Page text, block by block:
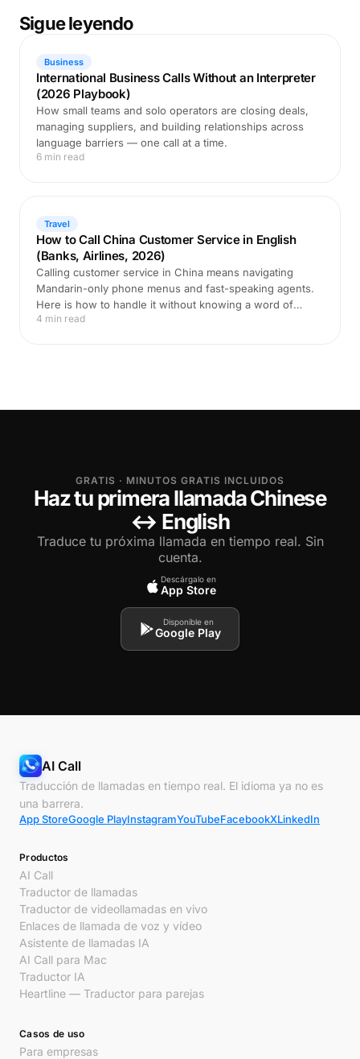
Sigue leyendo
Business
International Business Calls Without an Interpreter
(2026 Playbook)
How small teams and solo operators are closing deals,
managing suppliers, and building relationships across
language barriers — one call at a time.
6 min read
Travel
How to Call China Customer Service in English
(Banks, Airlines, 2026)
Calling customer service in China means navigating
Mandarin-only phone menus and fast-speaking agents.
Here is how to handle it without knowing a word of
Chinese.
4 min read
GRATIS · MINUTOS GRATIS INCLUIDOS
Haz tu primera llamada Chinese
↔ English
Traduce tu próxima llamada en tiempo real. Sin
cuenta.
Descárgalo en
App Store
Disponible en
Google Play
AI Call
Traducción de llamadas en tiempo real. El idioma ya no es
una barrera.
App StoreGoogle PlayInstagramYouTubeFacebookXLinkedIn
Productos
AI Call
Traductor de llamadas
Traductor de videollamadas en vivo
Enlaces de llamada de voz y vídeo
Asistente de llamadas IA
AI Call para Mac
Traductor IA
Heartline — Traductor para parejas
Casos de uso
Para empresas